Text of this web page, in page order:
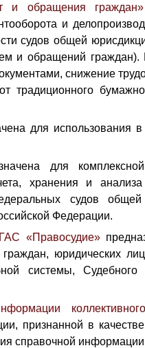
и обращения граждан»
и
судов общей
и обращений
снижение
традиционного
для использования
для
хранения и
судов
Федерации.
«Правосудие»
юридических
системы,
признанной в
справочной